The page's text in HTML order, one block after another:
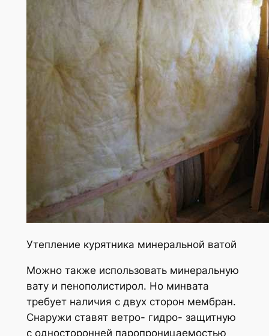
Утепление курятника минеральной ватой
Можно также использовать минеральную
вату и пенополистирол. Но минвата
требует наличия с двух сторон мембран.
Снаружи ставят ветро- гидро- защитную
с односторонней паропроницаемостью